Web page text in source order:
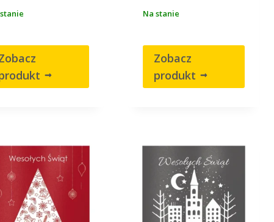
Na stanie
Zobacz
produkt